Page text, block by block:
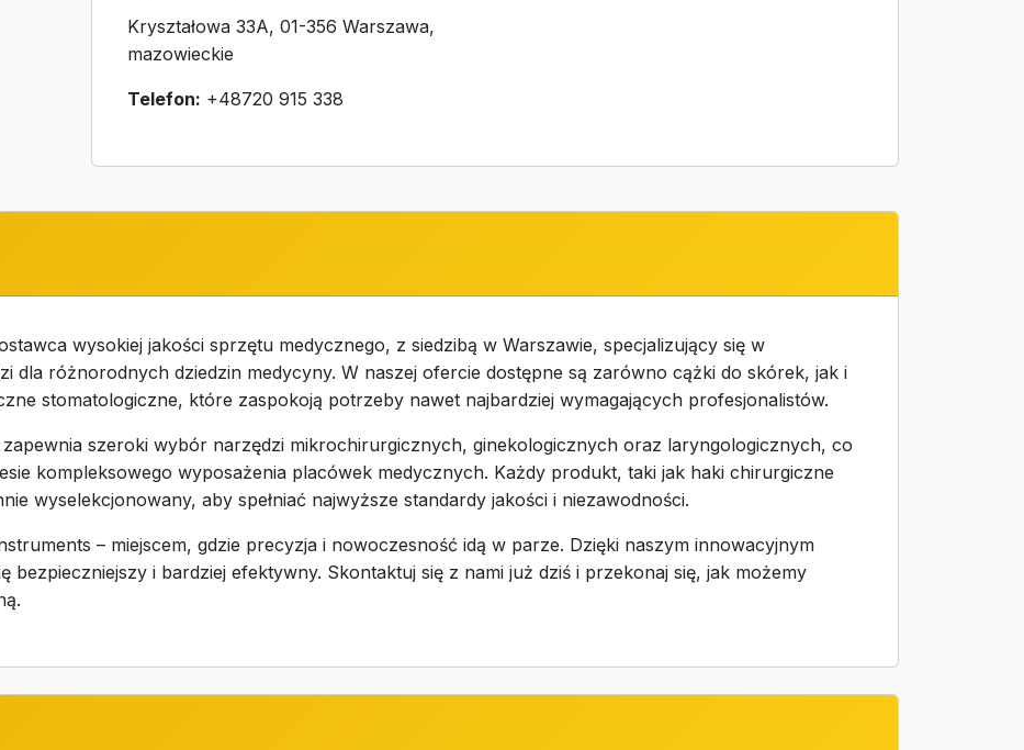
Kryształowa 33A, 01-356 Warszawa,
mazowieckie
Telefon: +48720 915 338
wysokiej jakości sprzętu medycznego, z siedzibą w Warszawie, specjalizujący się w
dla różnorodnych dziedzin medycyny. W naszej ofercie dostępne są zarówno cążki do skórek, jak i
stomatologiczne, które zaspokoją potrzeby nawet najbardziej wymagających profesjonalistów.
szeroki wybór narzędzi mikrochirurgicznych, ginekologicznych oraz laryngologicznych, co
kompleksowego wyposażenia placówek medycznych. Każdy produkt, taki jak haki chirurgiczne
wyselekcjonowany, aby spełniać najwyższe standardy jakości i niezawodności.
– miejscem, gdzie precyzja i nowoczesność idą w parze. Dzięki naszym innowacyjnym
bezpieczniejszy i bardziej efektywny. Skontaktuj się z nami już dziś i przekonaj się, jak możemy